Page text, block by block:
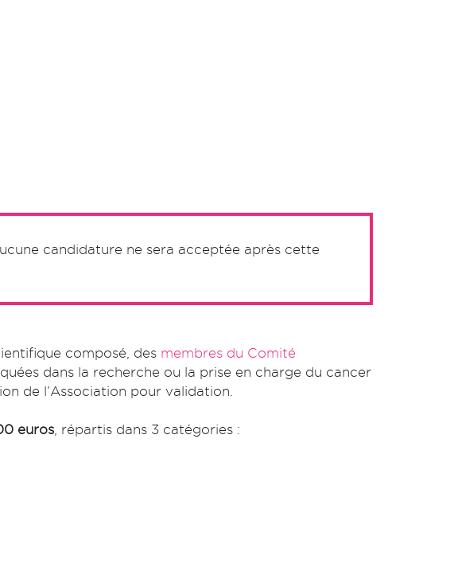
candidature ne sera acceptée après cette
composé, des membres du Comité
dans la recherche ou la prise en charge du cancer
de l’Association pour validation.
euros , répartis dans 3 catégories :